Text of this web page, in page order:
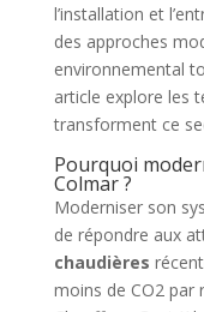
l’installation et
des approches
environnemental
article explore les
transforment ce
Pourquoi
Colmar ?
Moderniser son
de répondre aux
chaudières
moins de CO2 par